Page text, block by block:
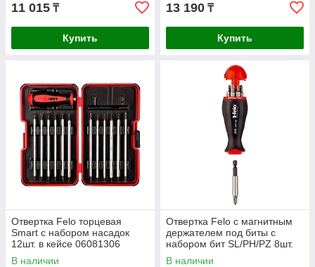
11 015 ₸
Купить
13 190 ₸
Купить
Отвертка Felo торцевая
Smart с набором насадок
12шт. в кейсе 06081306
В наличии
Отвертка Felo с магнитным
держателем под биты с
набором бит SL/PH/PZ 8шт.
37310805
В наличии